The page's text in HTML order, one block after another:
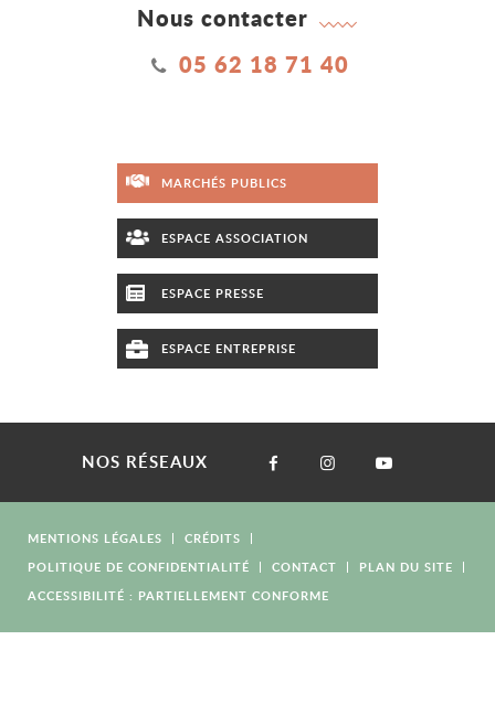
Nous contacter
05 62 18 71 40
MARCHÉS PUBLICS
ESPACE ASSOCIATION
ESPACE PRESSE
ESPACE ENTREPRISE
NOS RÉSEAUX
MENTIONS LÉGALES
CRÉDITS
POLITIQUE DE CONFIDENTIALITÉ
CONTACT
PLAN DU SITE
ACCESSIBILITÉ : PARTIELLEMENT CONFORME